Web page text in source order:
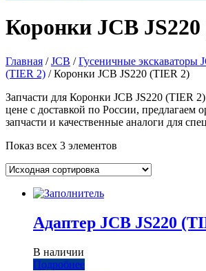
Коронки JCB
Главная /JCB /Гусеничные экскаваторы
(TIER 2) / Коронки JCB JS220 (TIER 2)
Запчасти для Коронки JCB JS220 (TIER
цене с доставкой по России, предлагаем
запчасти и качественные аналоги для
Показ всех 3 элементов
Адаптер JCB JS220
В наличии
Подробнее